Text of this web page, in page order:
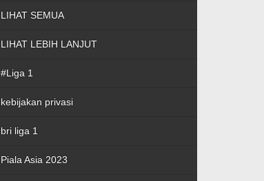
LIHAT SEMUA
LIHAT LEBIH LANJUT
#Liga 1
kebijakan privasi
bri liga 1
Piala Asia 2023